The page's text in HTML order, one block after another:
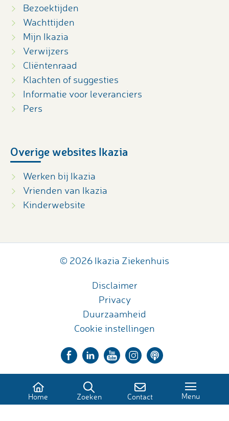
Bezoektijden
Wachttijden
Mijn Ikazia
Verwijzers
Cliëntenraad
Klachten of suggesties
Informatie voor leveranciers
Pers
Overige websites Ikazia
Werken bij Ikazia
Vrienden van Ikazia
Kinderwebsite
© 2026 Ikazia Ziekenhuis
Disclaimer
Privacy
Duurzaamheid
Cookie instellingen
Home Zoeken Contact Menu